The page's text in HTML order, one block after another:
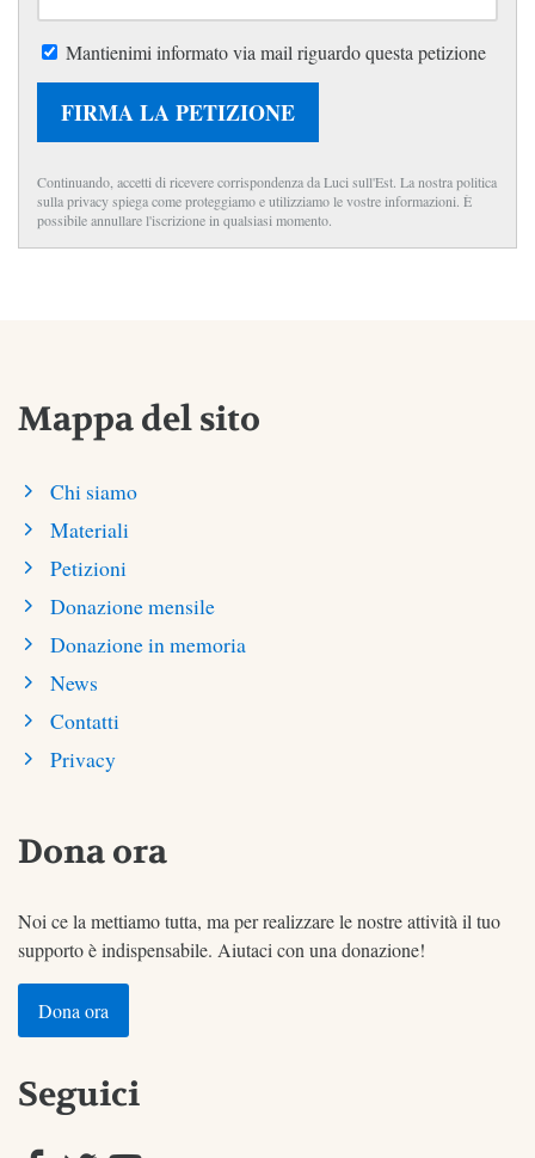
Mantienimi informato via mail riguardo questa petizione
FIRMA LA PETIZIONE
Continuando, accetti di ricevere corrispondenza da Luci sull'Est. La nostra politica
sulla privacy spiega come proteggiamo e utilizziamo le vostre informazioni. È
possibile annullare l'iscrizione in qualsiasi momento.
Mappa del sito
Chi siamo
Materiali
Petizioni
Donazione mensile
Donazione in memoria
News
Contatti
Privacy
Dona ora
Noi ce la mettiamo tutta, ma per realizzare le nostre attività il tuo
supporto è indispensabile. Aiutaci con una donazione!
Dona ora
Seguici